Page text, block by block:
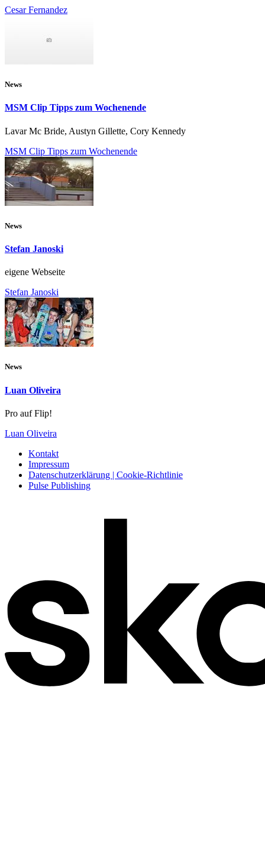
Cesar Fernandez
News
MSM Clip Tipps zum Wochenende
Lavar Mc Bride, Austyn Gillette, Cory Kennedy
MSM Clip Tipps zum Wochenende
News
Stefan Janoski
eigene Webseite
Stefan Janoski
News
Luan Oliveira
Pro auf Flip!
Luan Oliveira
Kontakt
Impressum
Datenschutzerklärung | Cookie-Richtlinie
Pulse Publishing